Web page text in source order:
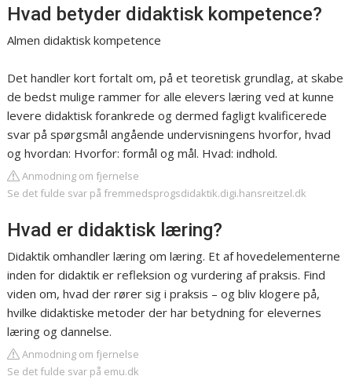
Hvad betyder didaktisk kompetence?
Almen didaktisk kompetence
Det handler kort fortalt om, på et teoretisk grundlag, at skabe
de bedst mulige rammer for alle elevers læring ved at kunne
levere didaktisk forankrede og dermed fagligt kvalificerede
svar på spørgsmål angående undervisningens hvorfor, hvad
og hvordan: Hvorfor: formål og mål. Hvad: indhold.
Anmodning om fjernelse
Se det fulde svar på fremmedsprogsdidaktik.digi.hansreitzel.dk
Hvad er didaktisk læring?
Didaktik omhandler læring om læring. Et af hovedelementerne
inden for didaktik er refleksion og vurdering af praksis. Find
viden om, hvad der rører sig i praksis – og bliv klogere på,
hvilke didaktiske metoder der har betydning for elevernes
læring og dannelse.
Anmodning om fjernelse
Se det fulde svar på emu.dk